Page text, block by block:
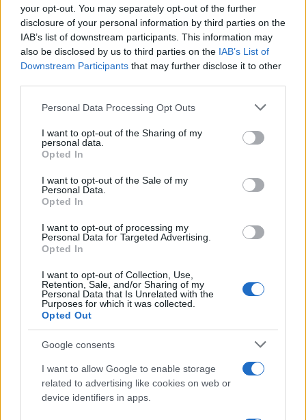
your opt-out. You may separately opt-out of the further
disclosure of your personal information by third parties on the
IAB’s list of downstream participants. This information may
also be disclosed by us to third parties on the IAB’s List of
Downstream Participants that may further disclose it to other
Please note that this website/app uses one or more Google
not limited to your visit or usage behaviour. You may click to
grant or deny consent to Google and its third-party tags to
use your data for below specified purposes in below Google
consent section.
Personal Data Processing Opt Outs
I want to opt-out of the Sharing of my
personal data.
Opted In
I want to opt-out of the Sale of my
Personal Data.
Opted In
I want to opt-out of processing my
Personal Data for Targeted Advertising.
Opted In
I want to opt-out of Collection, Use,
Retention, Sale, and/or Sharing of my
Personal Data that Is Unrelated with the
Purposes for which it was collected.
Opted Out
Google consents
I want to allow Google to enable storage
related to advertising like cookies on web or
device identifiers in apps.
Continua a leggere